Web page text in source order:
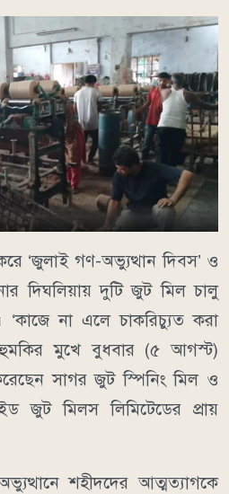
‘জুলাই গণ-অভ্যুত্থান দিবস’ ও
দিঘলিয়ায় দুটি জুট মিল চালু
না এলে চাকরিচ্যুত করা
মুখে বুধবার (৫ আগস্ট)
সাগর জুট স্পিনিং মিল ও
জুট মিলস লিমিটেডের প্রায়
শহীদদের আত্মত্যাগকে